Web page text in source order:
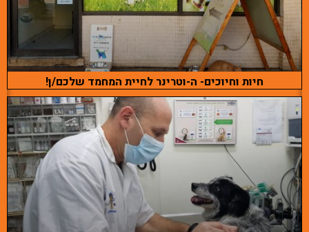
חיות וחיוכים- ה-וטרינר לחיית המחמד שלכם/ן!